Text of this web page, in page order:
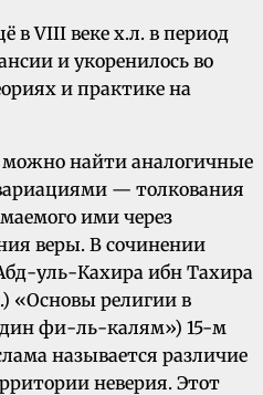
в VIII веке х.л. в период
и укоренилось во
и практике на
можно найти аналогичные
— толкования
ими через
веры. В сочинении
уль-Кахира ибн Тахира
«Основы религии в
дин фи-ль-калям») 15-м
называется различие
неверия. Этот